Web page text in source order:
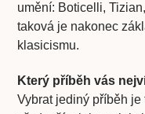
umění: Boticelli,
taková je nakonec
klasicismu.
Který příběh vás
Vybrat jediný příběh je